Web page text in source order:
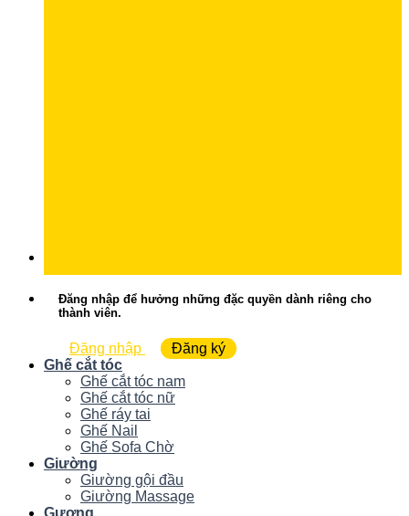
Đăng nhập để hưởng những đặc quyền dành riêng cho
thành viên.
Đăng nhập
Đăng ký
Ghế cắt tóc
Ghế cắt tóc nam
Ghế cắt tóc nữ
Ghế ráy tai
Ghế Nail
Ghế Sofa Chờ
Giường
Giường gội đầu
Giường Massage
Gương